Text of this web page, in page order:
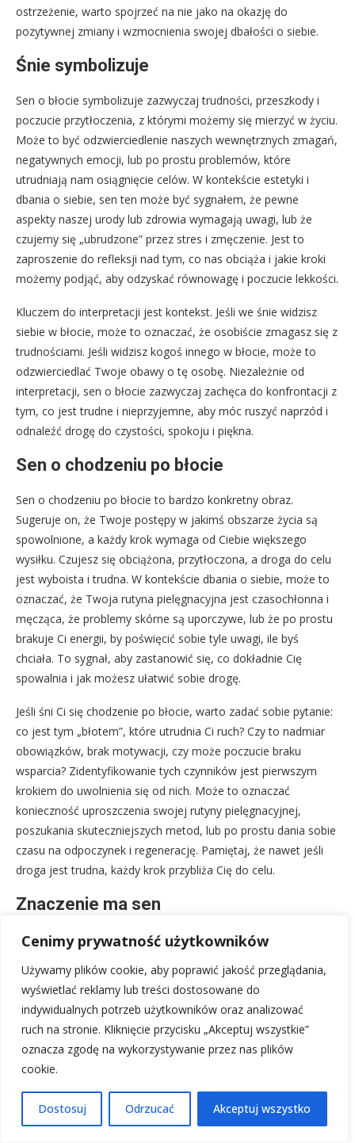
Cenimy prywatność użytkowników
Używamy plików cookie, aby poprawić jakość przeglądania,
wyświetlać reklamy lub treści dostosowane do
indywidualnych potrzeb użytkowników oraz analizować
ruch na stronie. Kliknięcie przycisku „Akceptuj wszystkie”
oznacza zgodę na wykorzystywanie przez nas plików
cookie.
Dostosuj Odrzucać Akceptuj wszystko
ostrzeżenie, warto spojrzeć na nie jako na okazję do
pozytywnej zmiany i wzmocnienia swojej dbałości o siebie.
Śnie symbolizuje
Sen o błocie symbolizuje zazwyczaj trudności, przeszkody i
poczucie przytłoczenia, z którymi możemy się mierzyć w życiu.
Może to być odzwierciedlenie naszych wewnętrznych zmagań,
negatywnych emocji, lub po prostu problemów, które
utrudniają nam osiągnięcie celów. W kontekście estetyki i
dbania o siebie, sen ten może być sygnałem, że pewne
aspekty naszej urody lub zdrowia wymagają uwagi, lub że
czujemy się „ubrudzone” przez stres i zmęczenie. Jest to
zaproszenie do refleksji nad tym, co nas obciąża i jakie kroki
możemy podjąć, aby odzyskać równowagę i poczucie lekkości.
Kluczem do interpretacji jest kontekst. Jeśli we śnie widzisz
siebie w błocie, może to oznaczać, że osobiście zmagasz się z
trudnościami. Jeśli widzisz kogoś innego w błocie, może to
odzwierciedlać Twoje obawy o tę osobę. Niezależnie od
interpretacji, sen o błocie zazwyczaj zachęca do konfrontacji z
tym, co jest trudne i nieprzyjemne, aby móc ruszyć naprzód i
odnaleźć drogę do czystości, spokoju i piękna.
Sen o chodzeniu po błocie
Sen o chodzeniu po błocie to bardzo konkretny obraz.
Sugeruje on, że Twoje postępy w jakimś obszarze życia są
spowolnione, a każdy krok wymaga od Ciebie większego
wysiłku. Czujesz się obciążona, przytłoczona, a droga do celu
jest wyboista i trudna. W kontekście dbania o siebie, może to
oznaczać, że Twoja rutyna pielęgnacyjna jest czasochłonna i
męcząca, że problemy skórne są uporczywe, lub że po prostu
brakuje Ci energii, by poświęcić sobie tyle uwagi, ile byś
chciała. To sygnał, aby zastanowić się, co dokładnie Cię
spowalnia i jak możesz ułatwić sobie drogę.
Jeśli śni Ci się chodzenie po błocie, warto zadać sobie pytanie:
co jest tym „błotem”, które utrudnia Ci ruch? Czy to nadmiar
obowiązków, brak motywacji, czy może poczucie braku
wsparcia? Zidentyfikowanie tych czynników jest pierwszym
krokiem do uwolnienia się od nich. Może to oznaczać
konieczność uproszczenia swojej rutyny pielęgnacyjnej,
poszukania skuteczniejszych metod, lub po prostu dania sobie
czasu na odpoczynek i regenerację. Pamiętaj, że nawet jeśli
droga jest trudna, każdy krok przybliża Cię do celu.
Znaczenie ma sen
Każdy sen ma znaczenie, a sny o błocie są tego doskonałym
one cennymi wskazówkami od naszej podświadomości. Sen o
błocie zazwyczaj symbolizuje przeszkody, trudności, a także
potrzebę oczyszczenia i odnowy. W kontekście dbania o urodę
i zdrowie, może to być sygnał, że pewne aspekty Twojej
pielęgnacji wymagają uwagi, że borykasz się z problemami
skórnymi, które wymagają specjalistycznego podejścia, lub że
po prostu potrzebujesz więcej troski i uwagi poświęconej
sobie. Zrozumienie znaczenia snu pozwala nam lepiej